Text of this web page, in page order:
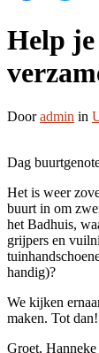
Help
Dooradmin in
Dag
Het is weer
buurt in om
het Badhuis,
grijpers en
handig)?
We kijken
maken. Tot dan!
Groet,